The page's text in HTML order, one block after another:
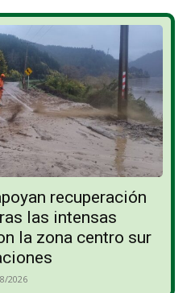
recuperación
las intensas
la zona centro sur
2026